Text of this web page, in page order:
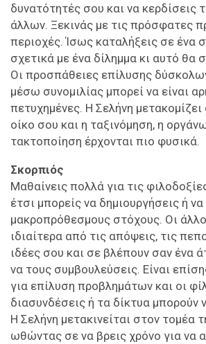
δυνατότητές σου και να κερδίσεις
άλλων. Ξεκινάς με τις πρόσφατες
περιοχές. Ίσως καταλήξεις σε ένα
σχετικά με ένα δίλημμα κι αυτό θα
Οι προσπάθειες επίλυσης
μέσω συνομιλίας μπορεί να είναι
πετυχημένες. Η Σελήνη
οίκο σου και η ταξινόμηση, η
τακτοποίηση έρχονται πιο φυσικά.
Σκορπιός
Μαθαίνεις πολλά για τις
έτσι μπορείς να δημιουργήσεις ή
μακροπρόθεσμους στόχους. Οι
ιδιαίτερα από τις απόψεις, τις
ιδέες σου και σε βλέπουν σαν ένα
να τους συμβουλεύσεις. Είναι
για επίλυση προβλημάτων και οι
διασυνδέσεις ή τα δίκτυα μπορούν
Η Σελήνη μετακινείται στον τομέα
ωθώντας σε να βρεις χρόνο για να